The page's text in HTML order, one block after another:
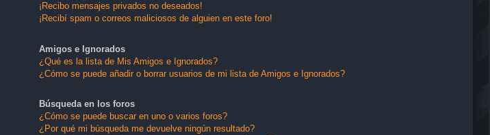
¡Recibo mensajes privados no deseados!
¡Recibí spam o correos maliciosos de alguien en este foro!
Amigos e Ignorados
¿Qué es la lista de Mis Amigos e Ignorados?
¿Cómo se puede añadir o borrar usuarios de mi lista de Amigos e Ignorados?
Búsqueda en los foros
¿Cómo se puede buscar en uno o varios foros?
¿Por qué mi búsqueda me devuelve ningún resultado?